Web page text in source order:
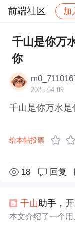
前端社区 加
社区 前端社
千山是你万
你
2025-04-09
千山是你万水
给本帖投票
18 回复
千山 助手，
本文介绍了一个